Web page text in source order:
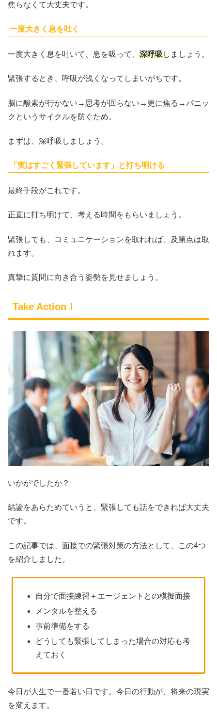
焦らなくて大丈夫です。
一度大きく息を吐く
一度大きく息を吐いて、息を吸って、 深呼吸しましょう。
緊張するとき、呼吸が浅くなってしまいがちです。
脳に酸素が行かない→思考が回らない→更に焦る→パニッ
クというサイクルを防ぐため。
まずは、深呼吸しましょう。
「実はすごく緊張しています」と打ち明ける
最終手段がこれです。
正直に打ち明けて、考える時間をもらいましょう。
緊張しても、コミュニケーションを取れれば、及第点は取
れます。
真摯に質問に向き合う姿勢を見せましょう。
Take Action！
いかがでしたか？
結論をあらためていうと、緊張しても話をできれば大丈夫
です。
この記事では、面接での緊張対策の方法として、この4つ
を紹介しました。
自分で面接練習＋エージェントとの模擬面接
メンタルを整える
事前準備をする
どうしても緊張してしまった場合の対応も考
えておく
今日が人生で一番若い日です。今日の行動が、将来の現実
を変えます。